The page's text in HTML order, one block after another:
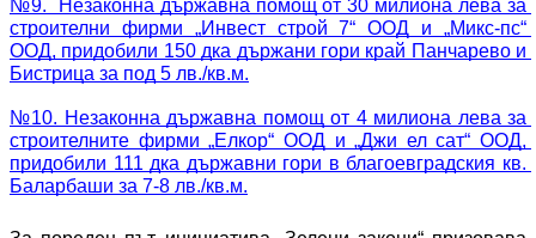
№9.  Незаконна държавна помощ от 30 милиона лева за
строителни фирми „Инвест строй 7“ ООД и „Микс-пс“
ООД, придобили 150 дка държани гори край Панчарево и
Бистрица за под 5 лв./кв.м.
№10. Незаконна държавна помощ от 4 милиона лева за
строителните фирми „Елкор“ ООД и „Джи ел сат“ ООД,
придобили 111 дка държавни гори в благоевградския кв.
Баларбаши за 7-8 лв./кв.м.